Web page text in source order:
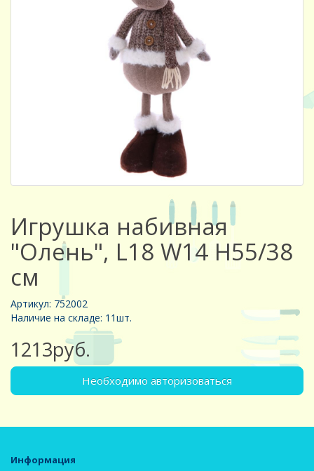
Игрушка набивная
"Олень", L18 W14 H55/38
см
Артикул: 752002
Наличие на складе: 11шт.
1213руб.
Необходимо авторизоваться
Информация